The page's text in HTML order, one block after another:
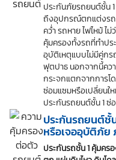
ประกันภัยรถยนต์ชั้น
ถึงอุปกรณ์ตกแต่งรถ
คว่ำ รถหาย ไฟไหม้ ไ
คุ้มครองทั้งรถที่ทำป
อุบัติเหตุแบบไม่มีคู่กร
ฟุตปาธ นอกจากนี้คว
กระจกแตกจากการโ
ซ่อมแซมหรือเปลี่ยนใ
ประกันรถยนต์ชั้น 1 ซ่
ประกันรถยนต์ชั้
หรือเจออุบัติภัย
ประกันรถชั้น 1 คุ้มค